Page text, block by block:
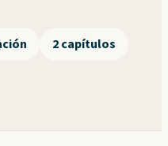
2 capítulos